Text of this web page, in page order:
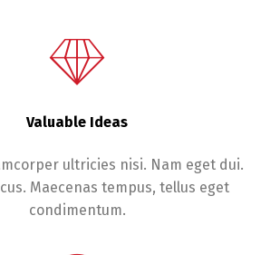
Valuable Ideas
ultricies nisi. Nam eget dui.
Maecenas tempus, tellus eget
condimentum.